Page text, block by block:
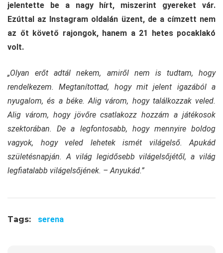
jelentette be a nagy hírt, miszerint gyereket vár.
Ezúttal az Instagram oldalán üzent, de a címzett nem
az őt követő rajongok, hanem a 21 hetes pocaklakó
volt.
„Olyan erőt adtál nekem, amiről nem is tudtam, hogy
rendelkezem. Megtanítottad, hogy mit jelent igazából a
nyugalom, és a béke. Alig várom, hogy találkozzak veled.
Alig várom, hogy jövőre csatlakozz hozzám a játékosok
szektorában. De a legfontosabb, hogy mennyire boldog
vagyok, hogy veled lehetek ismét világelső. Apukád
születésnapján. A világ legidősebb világelsőjétől, a világ
legfiatalabb világelsőjének. – Anyukád.”
Tags: serena